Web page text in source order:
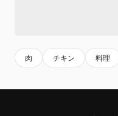
肉 チキン 料理